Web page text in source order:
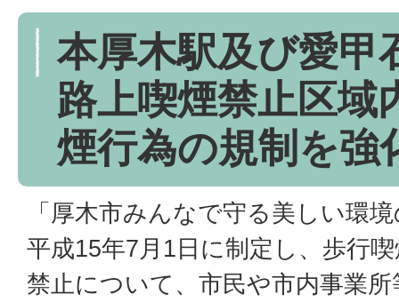
本厚木駅及び愛甲
路上喫煙禁止区域
煙行為の規制を強
「厚木市みんなで守る美しい環
平成15年7月1日に制定し、歩行
禁止について、市民や市内事業